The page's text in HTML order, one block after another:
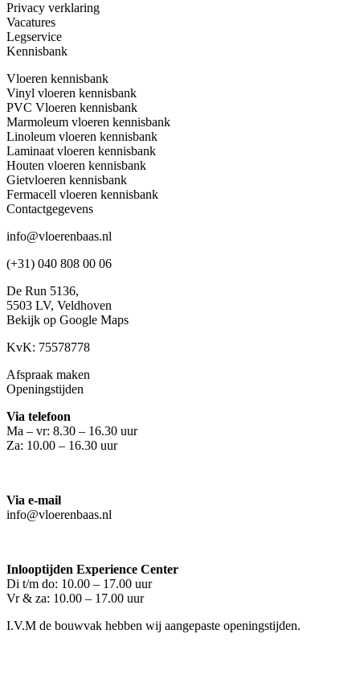
Privacy verklaring
Vacatures
Legservice
Kennisbank
Vloeren kennisbank
Vinyl vloeren kennisbank
PVC Vloeren kennisbank
Marmoleum vloeren kennisbank
Linoleum vloeren kennisbank
Laminaat vloeren kennisbank
Houten vloeren kennisbank
Gietvloeren kennisbank
Fermacell vloeren kennisbank
Contactgegevens
info@vloerenbaas.nl
(+31) 040 808 00 06
De Run 5136,
5503 LV, Veldhoven
Bekijk op Google Maps
KvK: 75578778
Afspraak maken
Openingstijden
Via telefoon
Ma – vr: 8.30 – 16.30 uur
Za: 10.00 – 16.30 uur
Via e-mail
info@vloerenbaas.nl
Inlooptijden Experience Center
Di t/m do: 10.00 – 17.00 uur
Vr & za: 10.00 – 17.00 uur
I.V.M de bouwvak hebben wij aangepaste openingstijden.